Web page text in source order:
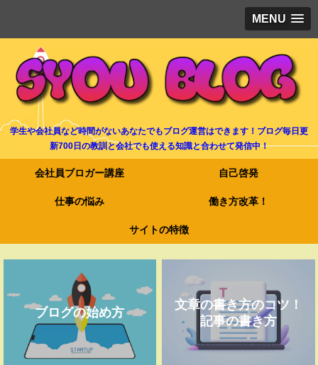
MENU
学生や会社員など時間がないあなたでもブログ運営はできます！ブログ毎日更
新700日の教訓と会社でも使える知識と合わせて発信中！
会社員ブロガー講座 自己啓発
仕事の悩み 働き方改革！
サイトの特徴
ブログの始め方
文章の書き方のコツ！
記事の書き方